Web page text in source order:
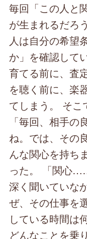
毎回「この人と
が生まれるだろ
人は自分の希望
か」を確認して
育てる前に、査
を聴く前に、楽
てしまう。 そこ
「毎回、相手
ね。では、その
んな関心を持ち
った。 「関心
深く聞いていな
ぜ、その仕事を
している時間は
どんなことを乗